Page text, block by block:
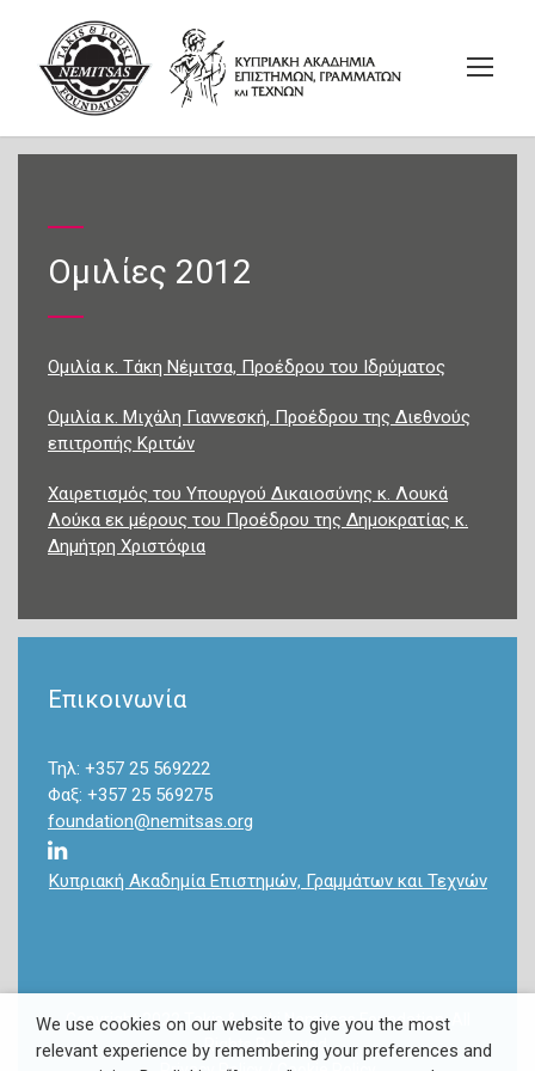
Ομιλίες 2012
Ομιλία κ. Τάκη Νέμιτσα, Προέδρου του Ιδρύματος
Ομιλία κ. Μιχάλη Γιαννεσκή, Προέδρου της Διεθνούς
επιτροπής Κριτών
Χαιρετισμός του Υπουργού Δικαιοσύνης κ. Λουκά
Λούκα εκ μέρους του Προέδρου της Δημοκρατίας κ.
Δημήτρη Χριστόφια
Επικοινωνία
Τηλ: +357 25 569222
Φαξ: +357 25 569275
foundation@nemitsas.org
Κυπριακή Ακαδημία Επιστημών, Γραμμάτων και Τεχνών
Copyright 2022 Takis & Louki Nemitsas Foundation. All
Rights Reserved.
We use cookies on our website to give you the most
relevant experience by remembering your preferences and